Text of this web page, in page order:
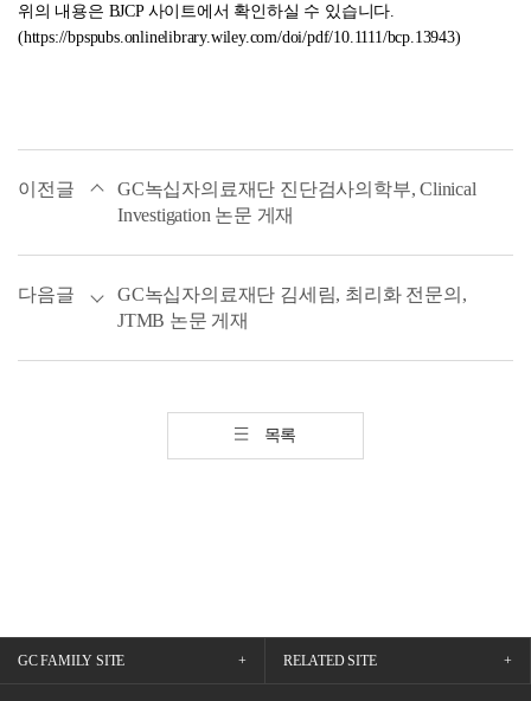
위의 내용은 BJCP 사이트에서 확인하실 수 있습니다.
(https://bpspubs.onlinelibrary.wiley.com/doi/pdf/10.1111/bcp.13943)
이전글
GC녹십자의료재단 진단검사의학부, Clinical
Investigation 논문 게재
다음글
GC녹십자의료재단 김세림, 최리화 전문의,
JTMB 논문 게재
목록
GC FAMILY SITE RELATED SITE